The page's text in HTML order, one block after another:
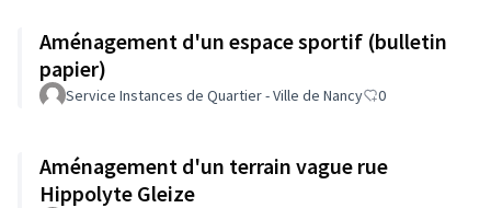
Aménagement d'un espace sportif (bulletin
papier)
Service Instances de Quartier - Ville de Nancy 0
Aménagement d'un terrain vague rue
Hippolyte Gleize